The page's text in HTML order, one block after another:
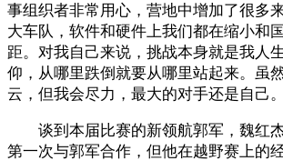
事组织者非常用心，营地中增加了很多
大车队，软件和硬件上我们都在缩小和
距。对我自己来说，挑战本身就是我人
仰，从哪里跌倒就要从哪里站起来。虽
云，但我会尽力，最大的对手还是自己
谈到本届比赛的新领航郭军，魏红杰
第一次与郭军合作，但他在越野赛上的